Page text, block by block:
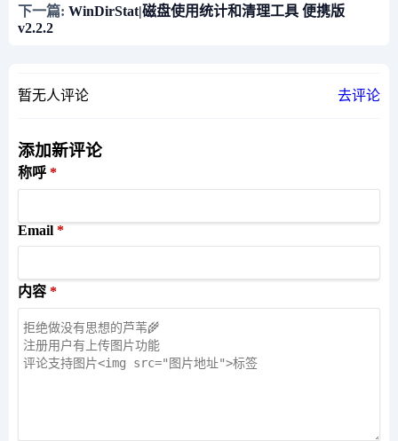
下一篇: WinDirStat|磁盘使用统计和清理工具 便携版
v2.2.2
暂无人评论 去评论
添加新评论
称呼
Email
内容